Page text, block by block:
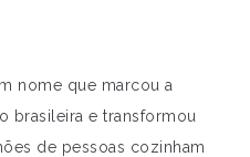
nome que marcou a
brasileira e transformou
de pessoas cozinham